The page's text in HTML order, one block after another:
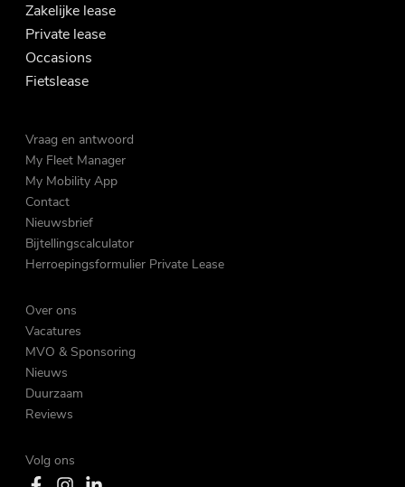
Zakelijke lease
Private lease
Occasions
Fietslease
Vraag en antwoord
My Fleet Manager
My Mobility App
Contact
Nieuwsbrief
Bijtellingscalculator
Herroepingsformulier Private Lease
Over ons
Vacatures
MVO & Sponsoring
Nieuws
Duurzaam
Reviews
Volg ons